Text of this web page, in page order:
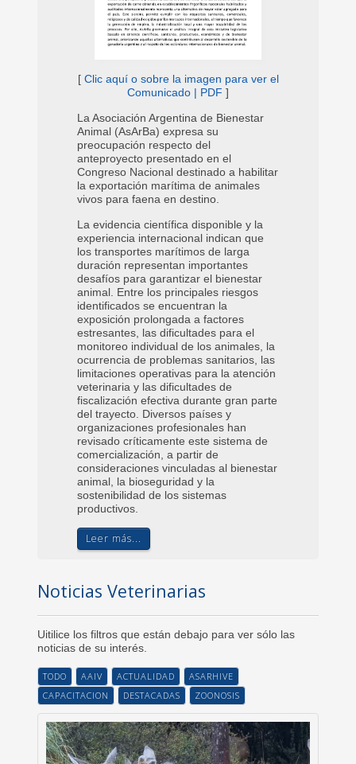
acontecimiento marcó el comienzo
de una profesión que, desde
entonces, ha acompañado el
En la actualidad, la Medicina
fundamental frente a desafíos cada
vez más complejos: la promoción
de la salud y del bienestar animal,
la prevención de zoonosis y
enfermedades emergentes, la
resistencia a los antimicrobianos, la
producción sustentable de
biodiversidad y la mitigación del
cambio climático.
Estos desafíos nos convocan a
continuar trabajando con
conocimiento científico,
responsabilidad ética, compromiso
social y una mirada integral basada
en el concepto de Una Salud,
reconociendo la estrecha relación
entre la salud de los
Leer más...
[ Clic aquí o sobre la imagen para ver el
Comunicado | PDF ]
La Asociación Argentina de Bienestar
Animal (AsArBa) expresa su
preocupación respecto del
anteproyecto presentado en el
Congreso Nacional destinado a habilitar
la exportación marítima de animales
vivos para faena en destino.
La evidencia científica disponible y la
experiencia internacional indican que
los transportes marítimos de larga
duración representan importantes
desafíos para garantizar el bienestar
animal. Entre los principales riesgos
identificados se encuentran la
exposición prolongada a factores
estresantes, las dificultades para el
monitoreo individual de los animales, la
ocurrencia de problemas sanitarios, las
limitaciones operativas para la atención
veterinaria y las dificultades de
fiscalización efectiva durante gran parte
del trayecto. Diversos países y
organizaciones profesionales han
revisado críticamente este sistema de
comercialización, a partir de
consideraciones vinculadas al bienestar
animal, la bioseguridad y la
sostenibilidad de los sistemas
productivos.
Leer más...
Click aquí o sobre la imagen para ver
Leer más...la Memoria | PDF]
Leer más...
Noticias Veterinarias
Uitilice los filtros que están debajo para ver sólo las
noticias de su interés.
TODO AAIV ACTUALIDAD
ASARHIVE
CAPACITACION
DESTACADAS ZOONOSIS